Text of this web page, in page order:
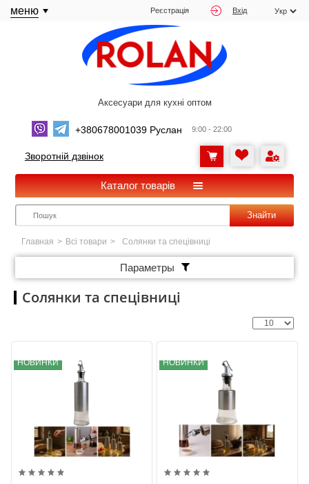
меню Реєстрація Вхід
Аксесуари для кухні оптом
+380678001039 Руслан 9:00 - 22:00
Зворотній дзвінок
Каталог товарів
Знайти
Главная > Всі товари > Солянки та спецівниці
Параметры
Солянки та спецівниці
НОВИНКИ НОВИНКИ